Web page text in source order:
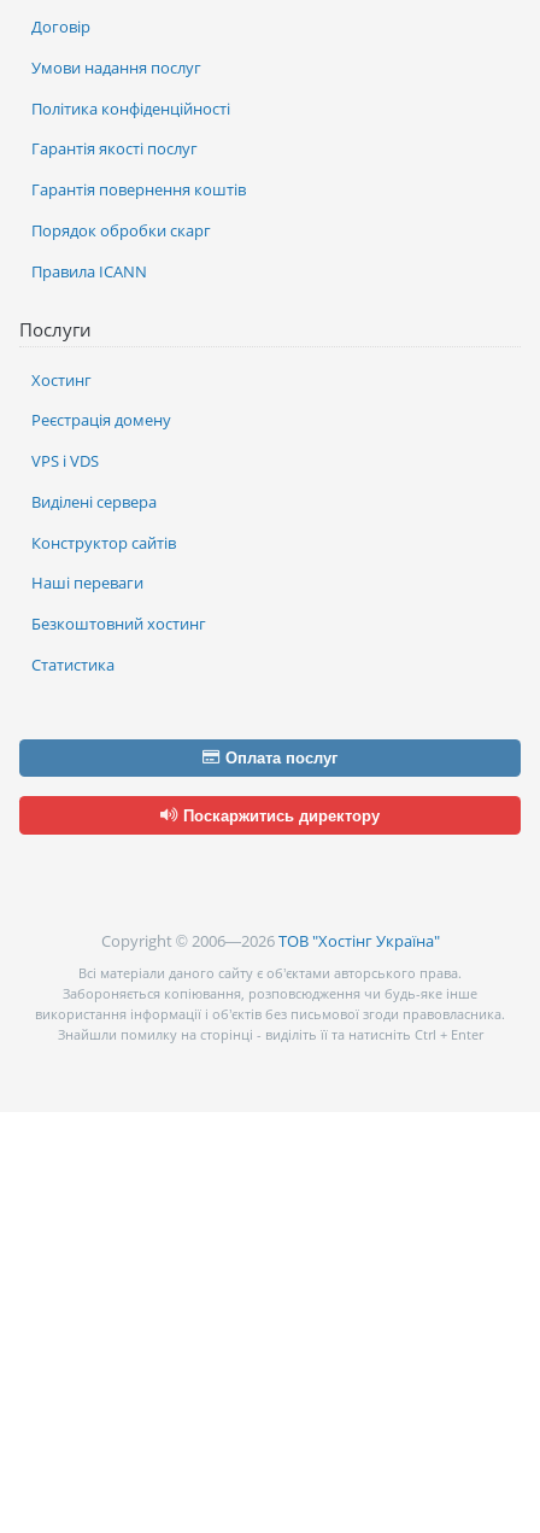
Послуги
Хостинг
Реєстрація домену
VPS і VDS
Виділені сервера
Конструктор сайтів
Наші переваги
Безкоштовний хостинг
Статистика
Договір
Умови надання послуг
Політика конфіденційності
Гарантія якості послуг
Гарантія повернення коштів
Порядок обробки скарг
Правила ICANN
Оплата послуг
Поскаржитись директору
Copyright © 2006—2026ТОВ "Хостінг Україна"
Всі матеріали даного сайту є об’єктами авторського права.
Забороняється копіювання, розповсюдження чи будь-яке інше
використання інформації і об’єктів без письмової згоди правовласника.
Знайшли помилку на сторінці - виділіть її та натисніть Ctrl + Enter